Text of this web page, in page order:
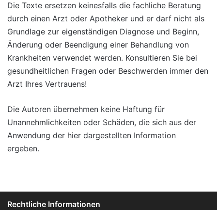
Die Texte ersetzen keinesfalls die fachliche Beratung
durch einen Arzt oder Apotheker und er darf nicht als
Grundlage zur eigenständigen Diagnose und Beginn,
Änderung oder Beendigung einer Behandlung von
Krankheiten verwendet werden. Konsultieren Sie bei
gesundheitlichen Fragen oder Beschwerden immer den
Arzt Ihres Vertrauens!
Die Autoren übernehmen keine Haftung für
Unannehmlichkeiten oder Schäden, die sich aus der
Anwendung der hier dargestellten Information
ergeben.
Rechtliche Informationen